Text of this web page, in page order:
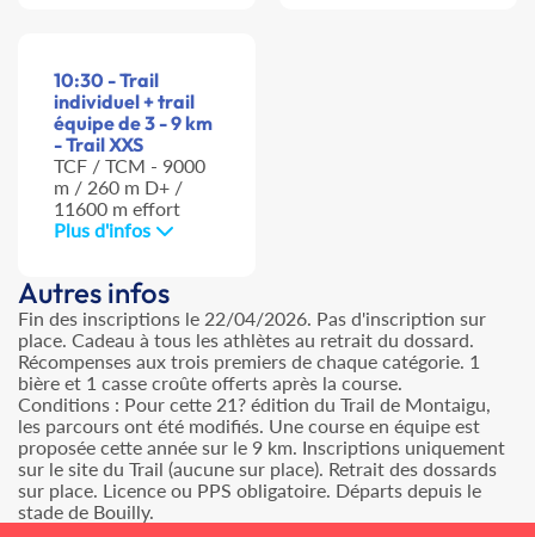
10:30 - Trail
individuel + trail
équipe de 3 - 9 km
- Trail XXS
TCF / TCM - 9000
m / 260 m D+ /
11600 m effort
Plus d'infos
Autres infos
Fin des inscriptions le 22/04/2026. Pas d'inscription sur
place. Cadeau à tous les athlètes au retrait du dossard.
Récompenses aux trois premiers de chaque catégorie. 1
bière et 1 casse croûte offerts après la course.
Conditions : Pour cette 21? édition du Trail de Montaigu,
les parcours ont été modifiés. Une course en équipe est
proposée cette année sur le 9 km. Inscriptions uniquement
sur le site du Trail (aucune sur place). Retrait des dossards
sur place. Licence ou PPS obligatoire. Départs depuis le
stade de Bouilly.